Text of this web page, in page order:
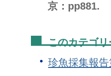
京：pp881.
このカテゴ
珍魚採集報